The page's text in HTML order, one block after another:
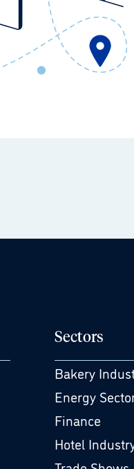
Sectors
Bakery
Energy
Finance
Hotel